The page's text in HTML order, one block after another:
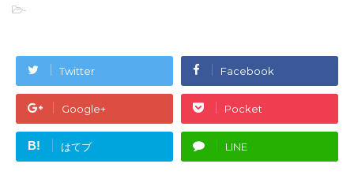
-
Twitter Facebook
Google+ Pocket
B! はてブ LINE